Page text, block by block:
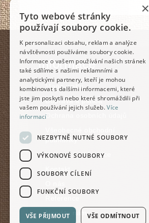
Informace
Mapa webu
Doprava a platba
Ochrana osobních údajů
podmínky
Vrácení / reklamace
Napište nám
×
Tyto webové stránky
používají soubory cookie.
K personalizaci obsahu, reklam a analýze
návštěvnosti používáme soubory cookie.
Informace o vašem používání našich stránek
také sdílíme s našimi reklamními a
analytickými partnery, kteří je mohou
kombinovat s dalšími informacemi, které
jste jim poskytli nebo které shromáždili při
vašem používání jejich služeb.Více
informací
NEZBYTNĚ NUTNÉ SOUBORY
VÝKONOVÉ SOUBORY
SOUBORY CÍLENÍ
FUNKČNÍ SOUBORY
VŠE PŘIJMOUT VŠE ODMÍTNOUT